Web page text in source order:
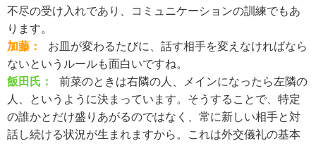
不尽の受け入れであり、コミュニケーションの訓練でもあ
ります。
加藤：
お皿が変わるたびに、話す相手を変えなければなら
ないというルールも面白いですね。
飯田氏：
前菜のときは右隣の人、メインになったら左隣の
人、というように決まっています。そうすることで、特定
の誰かとだけ盛りあがるのではなく、常に新しい相手と対
話し続ける状況が生まれますから。これは外交儀礼の基本